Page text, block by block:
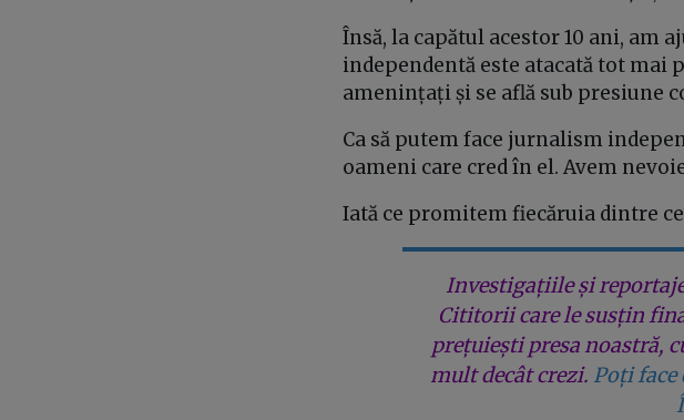
Însă, la capătul acestor 10 ani, am
independentă este atacată tot
amenințați și se află sub presiune
Ca să putem face jurnalism
oameni care cred în el. Avem
Iată ce promitem fiecăruia dintre
Investigațiile și
Cititorii care le susțin
prețuiești presa noastră,
mult decât crezi. Poți